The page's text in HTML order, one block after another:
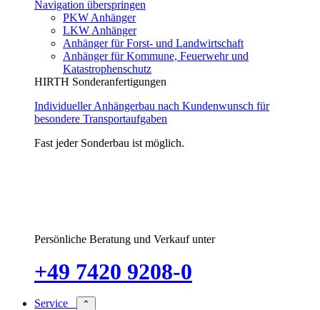
Navigation überspringen
PKW Anhänger
LKW Anhänger
Anhänger für Forst- und Landwirtschaft
Anhänger für Kommune, Feuerwehr und
Katastrophenschutz
HIRTH Sonderanfertigungen
Individueller Anhängerbau nach Kundenwunsch für
besondere Transportaufgaben
Fast jeder Sonderbau ist möglich.
Persönliche Beratung und Verkauf unter
+49 7420 9208-0
Service ⌃